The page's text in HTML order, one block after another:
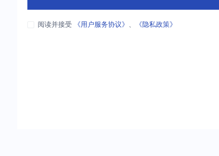
阅读并接受 《用户服务协议》 、 《隐私政策》